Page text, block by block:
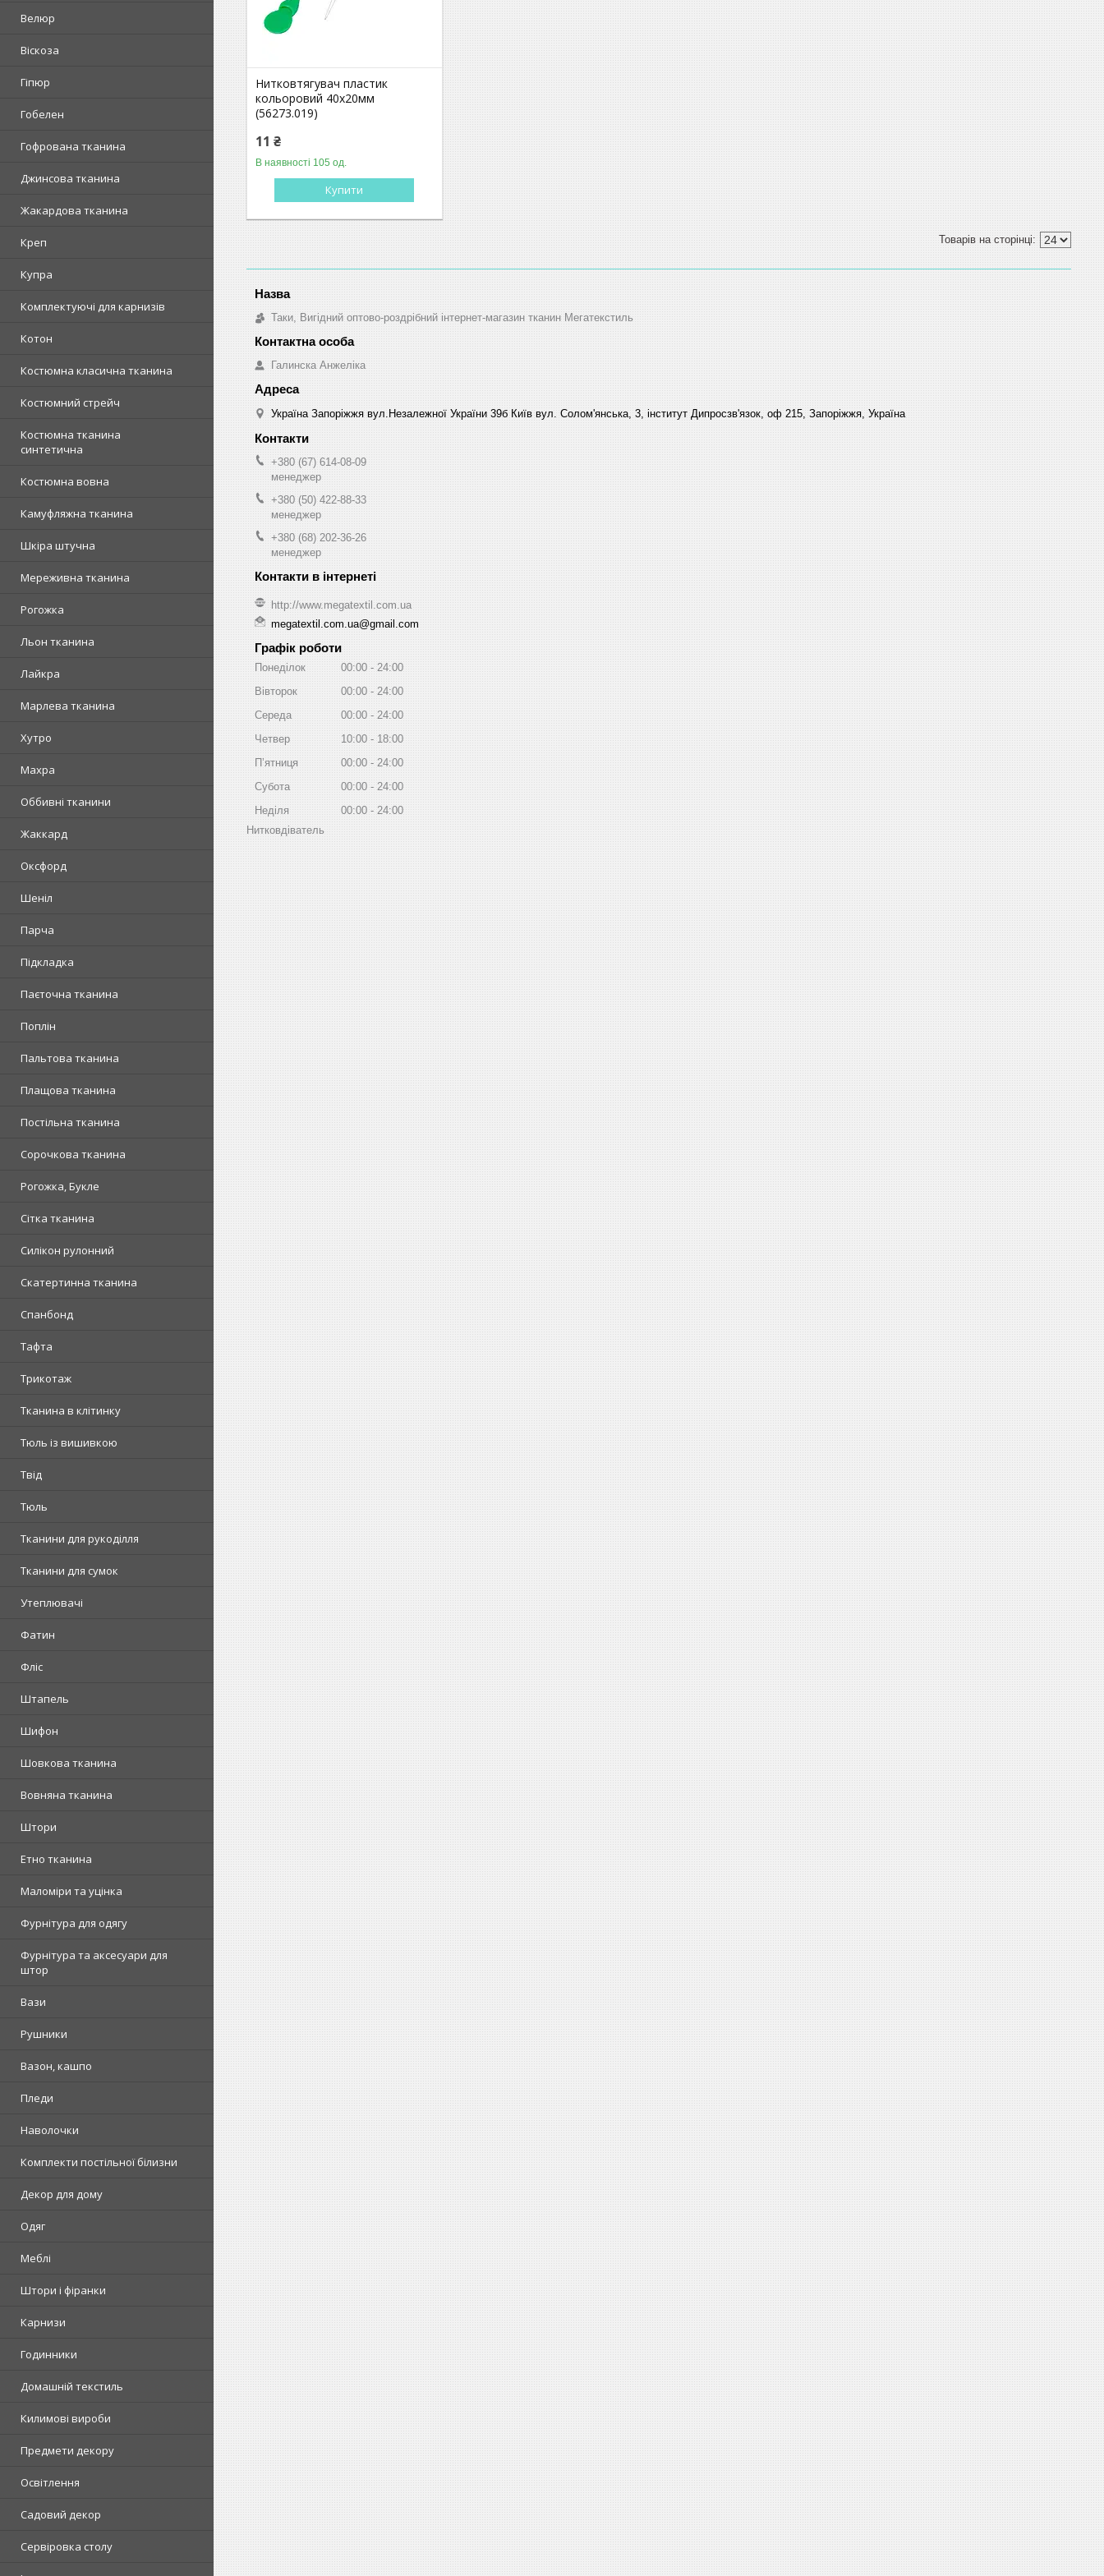
Велюр
Віскоза
Гіпюр
Гобелен
Гофрована тканина
Джинсова тканина
Жакардова тканина
Креп
Купра
Комплектуючі для карнизів
Котон
Костюмна класична тканина
Костюмний стрейч
Костюмна тканина
синтетична
Костюмна вовна
Камуфляжна тканина
Шкіра штучна
Мереживна тканина
Рогожка
Льон тканина
Лайкра
Марлева тканина
Хутро
Махра
Оббивні тканини
Жаккард
Оксфорд
Шеніл
Парча
Підкладка
Паєточна тканина
Поплін
Пальтова тканина
Плащова тканина
Постільна тканина
Сорочкова тканина
Рогожка, Букле
Сітка тканина
Силікон рулонний
Скатертинна тканина
Спанбонд
Тафта
Трикотаж
Тканина в клітинку
Тюль із вишивкою
Твід
Тюль
Тканини для рукоділля
Тканини для сумок
Утеплювачі
Фатин
Фліс
Штапель
Шифон
Шовкова тканина
Вовняна тканина
Штори
Етно тканина
Маломіри та уцінка
Фурнітура для одягу
Фурнітура та аксесуари для
штор
Вази
Рушники
Вазон, кашпо
Пледи
Наволочки
Комплекти постільної білизни
Декор для дому
Одяг
Меблі
Штори і фіранки
Карнизи
Годинники
Домашній текстиль
Килимові вироби
Предмети декору
Освітлення
Садовий декор
Сервіровка столу
Нитковтягувач пластик
кольоровий 40х20мм
(56273.019)
11 ₴
В наявності 105 од.
Купити
Таки, Вигідний оптово-роздрібний інтернет-магазин тканин Мегатекстиль
Галинска Анжеліка
Україна Запоріжжя вул.Незалежної України 39б Київ вул. Солом'янська, 3, інститут Дипросзв'язок, оф 215, Запоріжжя, Україна
+380 (67) 614-08-09
менеджер
+380 (50) 422-88-33
менеджер
+380 (68) 202-36-26
менеджер
http://www.megatextil.com.ua
megatextil.com.ua@gmail.com
Графік роботи
Понеділок 00:00
24:00
Вівторок
00:00
24:00
Середа
00:00
24:00
Четвер
10:00
18:00
Пʼятниця
00:00
24:00
Субота
00:00
24:00
Неділя
00:00
24:00
Нитковдіватель